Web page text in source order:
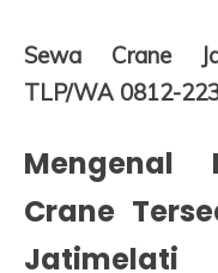
Sewa Crane
TLP/WA 0812-
Mengenal
Crane